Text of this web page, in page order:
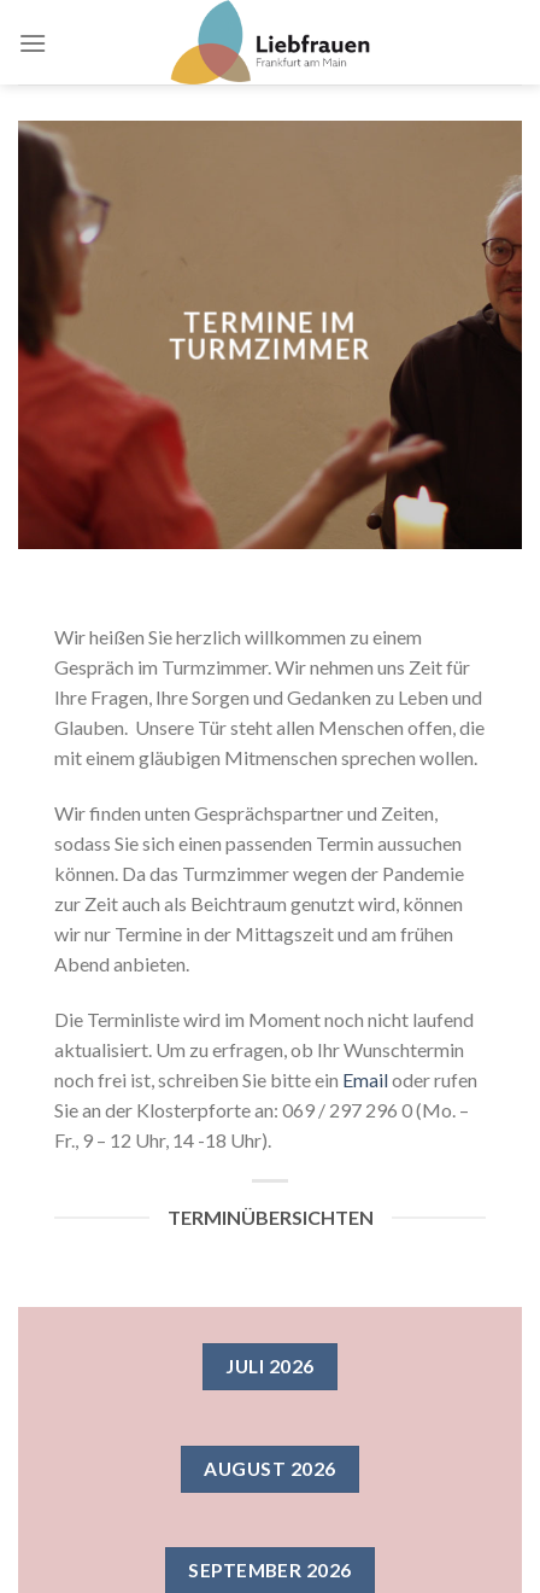
TERMINE IM
TURMZIMMER
Wir heißen Sie herzlich willkommen zu einem
Gespräch im Turmzimmer. Wir nehmen uns Zeit für
Ihre Fragen, Ihre Sorgen und Gedanken zu Leben und
Glauben. Unsere Tür steht allen Menschen offen, die
mit einem gläubigen Mitmenschen sprechen wollen.
Wir finden unten Gesprächspartner und Zeiten,
sodass Sie sich einen passenden Termin aussuchen
können. Da das Turmzimmer wegen der Pandemie
zur Zeit auch als Beichtraum genutzt wird, können
wir nur Termine in der Mittagszeit und am frühen
Abend anbieten.
Die Terminliste wird im Moment noch nicht laufend
aktualisiert. Um zu erfragen, ob Ihr Wunschtermin
noch frei ist, schreiben Sie bitte ein Emailoder rufen
Sie an der Klosterpforte an: 069 / 297 296 0 (Mo. –
Fr., 9 – 12 Uhr, 14 -18 Uhr).
TERMINÜBERSICHTEN
JULI 2026
AUGUST 2026
SEPTEMBER 2026